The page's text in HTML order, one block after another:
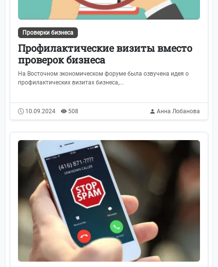
Проверки бизнеса
Профилактические визиты вместо
проверок бизнеса
На Восточном экономическом форуме была озвучена идея о
профилактических визитах бизнеса,...
10.09.2024 508 Анна Лобанова
Главная
Трудовое право 244
Формы отчётности
Видеоканал 113
СФР (Соцфонд России)
ФНС
Банки и финансы